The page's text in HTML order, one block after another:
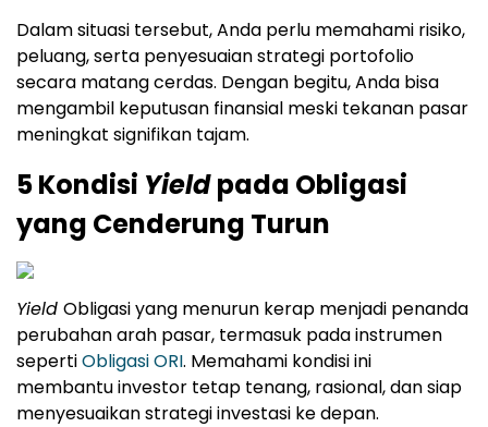
Dalam situasi tersebut, Anda perlu memahami risiko,
peluang, serta penyesuaian strategi portofolio
secara matang cerdas. Dengan begitu, Anda bisa
mengambil keputusan finansial meski tekanan pasar
meningkat signifikan tajam.
5 Kondisi Yieldpada Obligasi
yang Cenderung Turun
Yield Obligasi yang menurun kerap menjadi penanda
perubahan arah pasar, termasuk pada instrumen
sepertiObligasi ORI. Memahami kondisi ini
membantu investor tetap tenang, rasional, dan siap
menyesuaikan strategi investasi ke depan.